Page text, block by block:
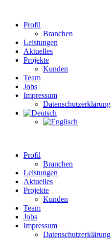
Profil
Branchen
Leistungen
Aktuelles
Projekte
Kunden
Team
Jobs
Impressum
Datenschutzerklärung
Profil
Branchen
Leistungen
Aktuelles
Projekte
Kunden
Team
Jobs
Impressum
Datenschutzerklärung